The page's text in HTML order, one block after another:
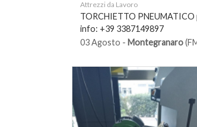
Attrezzi da Lavoro
TORCHIETTO
info: +39 3387149897
03 Agosto - Montegranaro